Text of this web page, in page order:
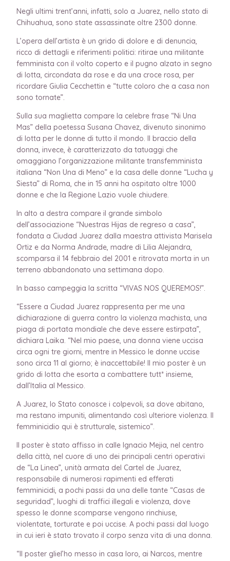
Negli ultimi trent’anni, infatti, solo a Juarez, nello stato di
Chihuahua, sono state assassinate oltre 2300 donne.
L’opera dell’artista è un grido di dolore e di denuncia,
ricco di dettagli e riferimenti politici: ritirae una militante
femminista con il volto coperto e il pugno alzato in segno
di lotta, circondata da rose e da una croce rosa, per
ricordare Giulia Cecchettin e “tutte coloro che a casa non
sono tornate”.
Sulla sua maglietta compare la celebre frase “Ni Una
Mas” della poetessa Susana Chavez, divenuto sinonimo
di lotta per le donne di tutto il mondo. Il braccio della
donna, invece, è caratterizzato da tatuaggi che
omaggiano l’organizzazione militante transfemminista
italiana “Non Una di Meno” e la casa delle donne “Lucha y
Siesta” di Roma, che in 15 anni ha ospitato oltre 1000
donne e che la Regione Lazio vuole chiudere.
In alto a destra compare il grande simbolo
dell’associazione “Nuestras Hijas de regreso a casa”,
fondata a Ciudad Juarez dalla maestra attivista Marisela
Ortiz e da Norma Andrade, madre di Lilia Alejandra,
scomparsa il 14 febbraio del 2001 e ritrovata morta in un
terreno abbandonato una settimana dopo.
In basso campeggia la scritta “VIVAS NOS QUEREMOS!”.
“Essere a Ciudad Juarez rappresenta per me una
dichiarazione di guerra contro la violenza machista, una
piaga di portata mondiale che deve essere estirpata”,
dichiara Laika. “Nel mio paese, una donna viene uccisa
circa ogni tre giorni, mentre in Messico le donne uccise
sono circa 11 al giorno; è inaccettabile! Il mio poster è un
grido di lotta che esorta a combattere tutt* insieme,
dall’Italia al Messico.
A Juarez, lo Stato conosce i colpevoli, sa dove abitano,
ma restano impuniti, alimentando così ulteriore violenza. Il
femminicidio qui è strutturale, sistemico”.
Il poster è stato affisso in calle Ignacio Mejia, nel centro
della città, nel cuore di uno dei principali centri operativi
de “La Linea”, unità armata del Cartel de Juarez,
responsabile di numerosi rapimenti ed efferati
femminicidi, a pochi passi da una delle tante “Casas de
seguridad”, luoghi di traffici illegali e violenza, dove
spesso le donne scomparse vengono rinchiuse,
violentate, torturate e poi uccise. A pochi passi dal luogo
in cui ieri è stato trovato il corpo senza vita di una donna.
“Il poster gliel’ho messo in casa loro, ai Narcos, mentre